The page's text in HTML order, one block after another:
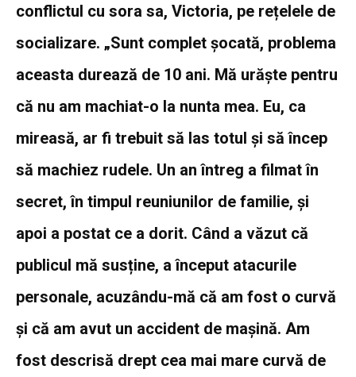
conflictul cu sora sa, Victoria, pe rețelele de
socializare. „Sunt complet șocată, problema
aceasta durează de 10 ani. Mă urăște pentru
că nu am machiat-o la nunta mea. Eu, ca
mireasă, ar fi trebuit să las totul și să încep
să machiez rudele. Un an întreg a filmat în
secret, în timpul reuniunilor de familie, și
apoi a postat ce a dorit. Când a văzut că
publicul mă susține, a început atacurile
personale, acuzându-mă că am fost o curvă
și că am avut un accident de mașină. Am
fost descrisă drept cea mai mare curvă de